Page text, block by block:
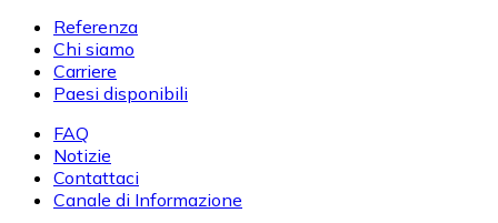
Referenza
Chi siamo
Carriere
Paesi disponibili
FAQ
Notizie
Contattaci
Canale di Informazione